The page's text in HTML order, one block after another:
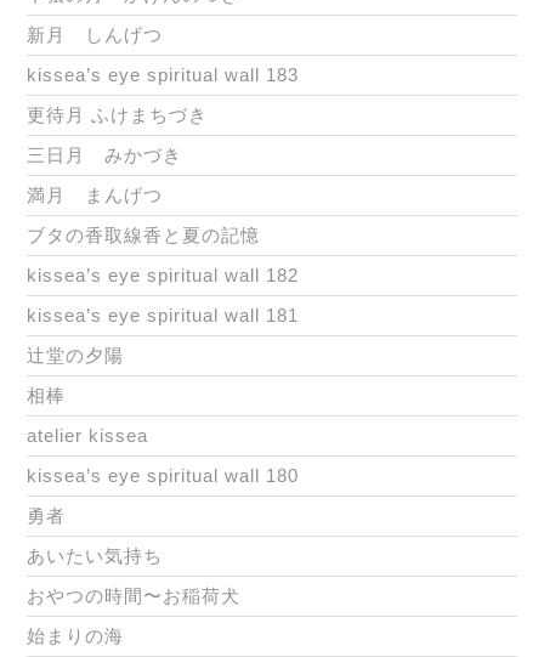
新月 しんげつ
kissea’s eye spiritual wall 183
更待月 ふけまちづき
三日月 みかづき
満月 まんげつ
ブタの香取線香と夏の記憶
kissea’s eye spiritual wall 182
kissea’s eye spiritual wall 181
辻堂の夕陽
相棒
atelier kissea
kissea’s eye spiritual wall 180
勇者
あいたい気持ち
おやつの時間〜お稲荷犬
始まりの海